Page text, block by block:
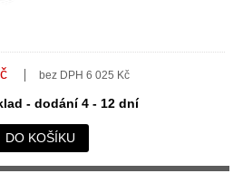
bez DPH 6 025 Kč
- dodání 4 - 12 dní
DO KOŠÍKU